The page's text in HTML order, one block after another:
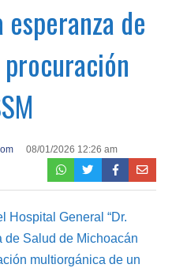
de
08/01/2026 12:26 am
Hospital General “Dr.
de Salud de Michoacán
multiorgánica de un